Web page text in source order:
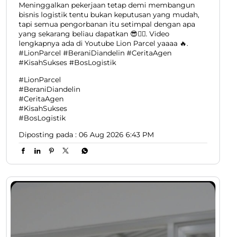
Meninggalkan pekerjaan tetap demi membangun
bisnis logistik tentu bukan keputusan yang mudah,
tapi semua pengorbanan itu setimpal dengan apa
yang sekarang beliau dapatkan 😎👍🏻. Video
lengkapnya ada di Youtube Lion Parcel yaaaa 🔥.
#LionParcel #BeraniDiandelin #CeritaAgen
#KisahSukses #BosLogistik
#LionParcel
#BeraniDiandelin
#CeritaAgen
#KisahSukses
#BosLogistik
Diposting pada : 06 Aug 2026 6:43 PM